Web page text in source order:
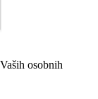
osobnih